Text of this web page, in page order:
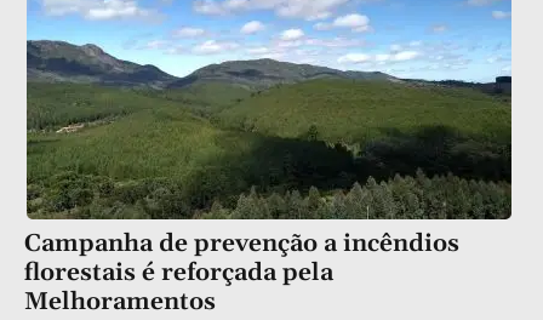
Campanha de prevenção a incêndios
florestais é reforçada pela
Melhoramentos